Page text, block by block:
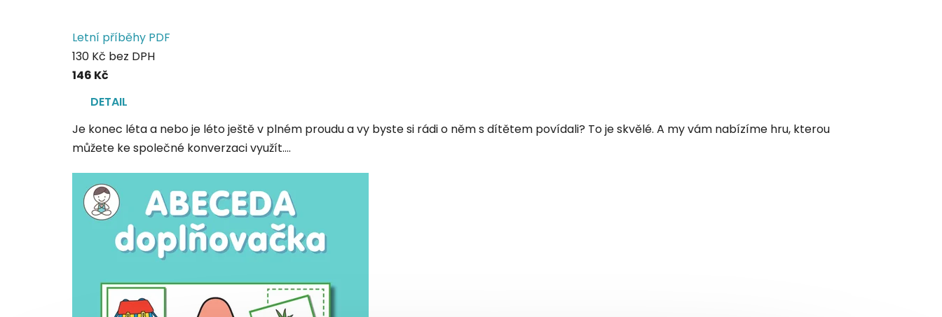
Letní příběhy PDF
130 Kč bez DPH
146 Kč
DETAIL
Je konec léta a nebo je léto ještě v plném proudu a vy byste si rádi o něm s dítětem povídali? To je skvělé. A my vám nabízíme hru, kterou
můžete ke společné konverzaci využít....